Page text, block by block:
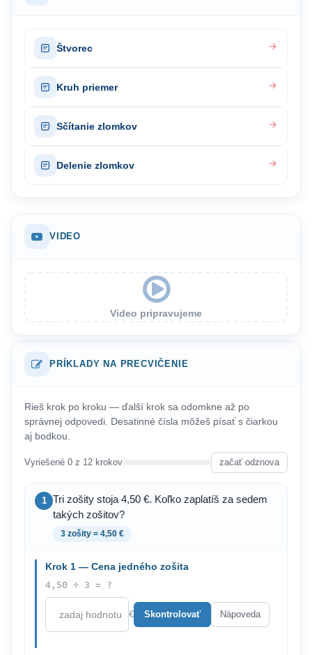
Štvorec
Kruh priemer
Sčítanie zlomkov
Delenie zlomkov
VIDEO
Video pripravujeme
PRÍKLADY NA PRECVIČENIE
Rieš krok po kroku — ďalší krok sa odomkne až po
správnej odpovedi. Desatinné čísla môžeš písať s čiarkou
aj bodkou.
Vyriešené 0 z 12 krokov začať odznova
1
Tri zošity stoja 4,50 €. Koľko zaplatíš za sedem
takých zošitov?
3 zošity = 4,50 €
Krok 1 — Cena jedného zošita
4,50 ÷ 3 = ?
€ Skontrolovať Nápoveda